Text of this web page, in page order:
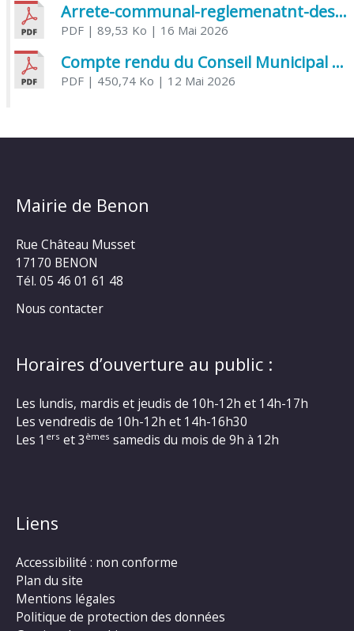
Arrete-communal-reglemenatnt-des-bruits-de-voisinage-et-des-activites-bruyantes
PDF| 89,53 Ko | 16 Mai 2026
Compte rendu du Conseil Municipal du 06 mai 2026
PDF| 450,74 Ko | 12 Mai 2026
Mairie de Benon
Rue Château Musset
17170 BENON
Tél. 05 46 01 61 48
Nous contacter
Horaires d’ouverture au public :
Les lundis, mardis et jeudis de 10h-12h et 14h-17h
Les vendredis de 10h-12h et 14h-16h30
Les 1 ers et 3 èmes samedis du mois de 9h à 12h
Liens
Accessibilité : non conforme
Plan du site
Mentions légales
Politique de protection des données